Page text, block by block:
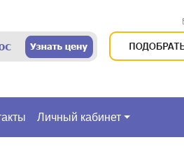
Личный кабинет